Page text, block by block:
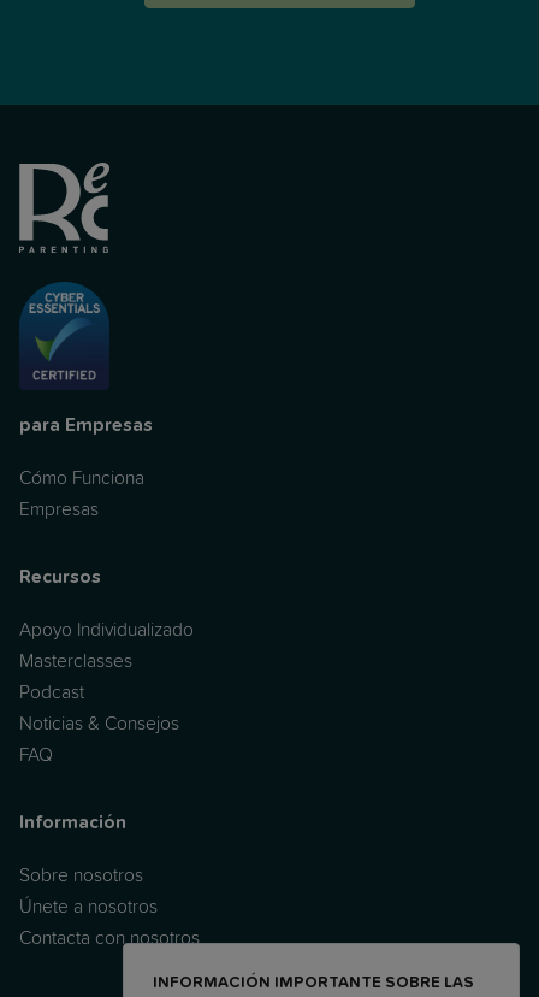
para Empresas
Cómo Funciona
Empresas
Recursos
Apoyo Individualizado
Masterclasses
Podcast
Noticias & Consejos
FAQ
Información
Sobre nosotros
Únete a nosotros
Contacta con nosotros
INFORMACIÓN IMPORTANTE SOBRE LAS